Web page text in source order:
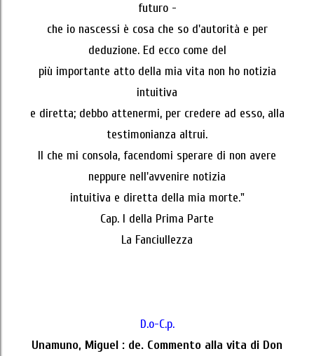
futuro -
che io nascessi è cosa che so d'autorità e per
deduzione. Ed ecco come del
più importante atto della mia vita non ho notizia
intuitiva
e diretta; debbo attenermi, per credere ad esso, alla
testimonianza altrui.
Il che mi consola, facendomi sperare di non avere
neppure nell'avvenire notizia
intuitiva e diretta della mia morte."
Cap. I della Prima Parte
La Fanciullezza
D.o-C.p.
Unamuno, Miguel : de. Commento alla vita di Don